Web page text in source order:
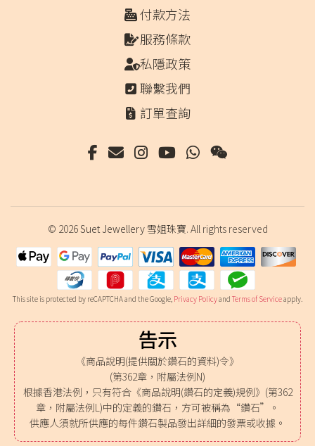
付款方法
服務條款
私隱政策
聯繫我們
訂單查詢
© 2026Suet Jewellery 雪姐珠寶. All rights reserved
This site is protected by reCAPTCHA and the Google, Privacy Policyand Terms of Serviceapply.
告示
《商品說明(提供關於鑽石的資料)令》
(第362章，附屬法例N)
根據香港法例，只有符合《商品說明(鑽石的定義)規例》(第362
章，附屬法例L)中的定義的鑽石，方可被稱為“鑽石”。
供應人須就所供應的每件鑽石製品發出詳細的發票或收據。